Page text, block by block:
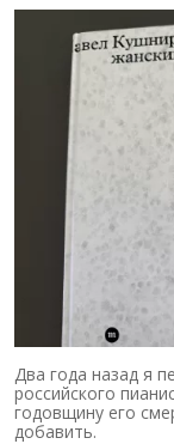
Два года назад я
российского
годовщину его
добавить.